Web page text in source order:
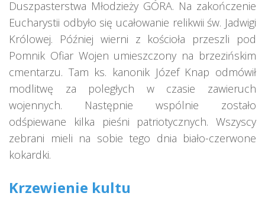
Duszpasterstwa Młodzieży GÓRA. Na zakończenie
Eucharystii odbyło się ucałowanie relikwii św. Jadwigi
Królowej. Później wierni z kościoła przeszli pod
Pomnik Ofiar Wojen umieszczony na brzezińskim
cmentarzu. Tam ks. kanonik Józef Knap odmówił
modlitwę za poległych w czasie zawieruch
wojennych. Następnie wspólnie zostało
odśpiewane kilka pieśni patriotycznych. Wszyscy
zebrani mieli na sobie tego dnia biało-czerwone
kokardki.
Krzewienie kultu